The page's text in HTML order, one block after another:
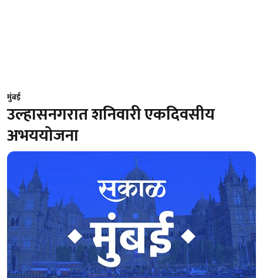
मुंबई
उल्हासनगरात शनिवारी एकदिवसीय
अभययोजना